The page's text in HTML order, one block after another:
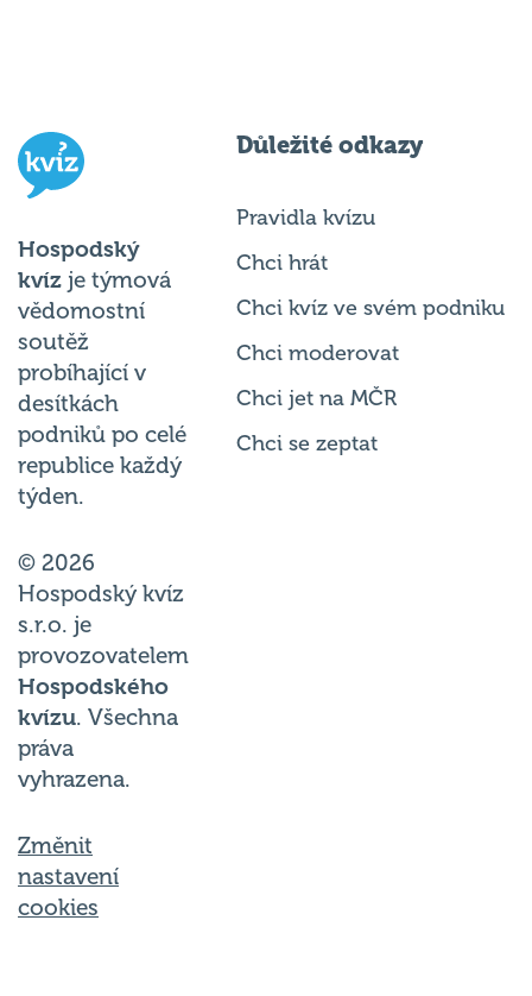
Hospodský
kvíz je týmová
vědomostní
soutěž
probíhající v
desítkách
podniků po celé
republice každý
týden.
© 2026
Hospodský kvíz
s.r.o. je
provozovatelem
Hospodského
kvízu. Všechna
práva
vyhrazena.
Změnit
nastavení
cookies
Důležité odkazy
Pravidla kvízu
Chci hrát
Chci kvíz ve svém podniku
Chci moderovat
Chci jet na MČR
Chci se zeptat